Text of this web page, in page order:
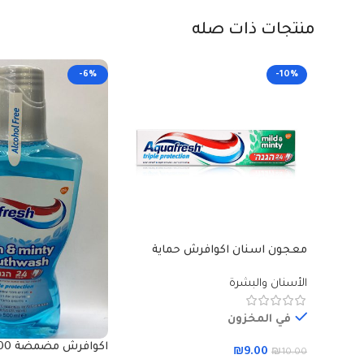
منتجات ذات صله
-10%
معجون اسنان اكوافرش حماية
الأسنان والبشرة
في المخزون
₪10.00
₪9.00
-6%
اكوافرش مضمضة 500 مل